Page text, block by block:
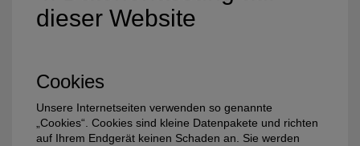
dieser Website
Cookies
Unsere Internetseiten verwenden so genannte
„Cookies“. Cookies sind kleine Datenpakete und richten
auf Ihrem Endgerät keinen Schaden an. Sie werden